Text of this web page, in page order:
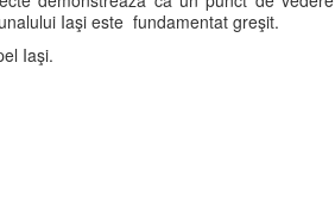
Iaşi este fundamentat greşit.
Iaşi.